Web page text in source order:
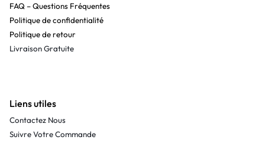
FAQ – Questions Fréquentes
Politique de confidentialité
Politique de retour
Livraison Gratuite
Liens utiles
Contactez Nous
Suivre Votre Commande